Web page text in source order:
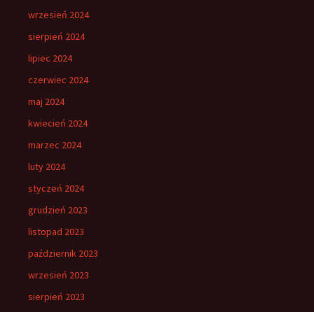
wrzesień 2024
sierpień 2024
lipiec 2024
czerwiec 2024
maj 2024
kwiecień 2024
marzec 2024
luty 2024
styczeń 2024
grudzień 2023
listopad 2023
październik 2023
wrzesień 2023
sierpień 2023